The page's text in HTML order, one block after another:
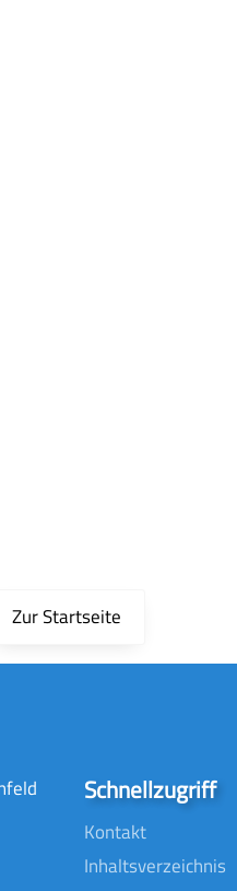
Zur Startseite
Schnellzugriff
Kontakt
Inhaltsverzeichnis